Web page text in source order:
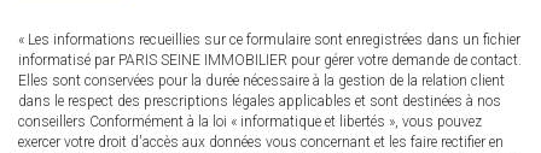
« Les informations recueillies sur ce formulaire sont enregistrées dans un fichier
informatisé par PARIS SEINE IMMOBILIER pour gérer votre demande de contact.
Elles sont conservées pour la durée nécessaire à la gestion de la relation client
dans le respect des prescriptions légales applicables et sont destinées à nos
conseillers Conformément à la loi « informatique et libertés », vous pouvez
exercer votre droit d'accès aux données vous concernant et les faire rectifier en